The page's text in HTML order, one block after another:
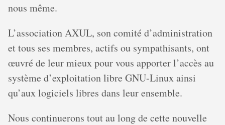
nous même.
L’association AXUL, son comité d’administration
et tous ses membres, actifs ou sympathisants, ont
œuvré de leur mieux pour vous apporter l’accès au
système d’exploitation libre GNU-Linux ainsi
qu’aux logiciels libres dans leur ensemble.
Nous continuerons tout au long de cette nouvelle